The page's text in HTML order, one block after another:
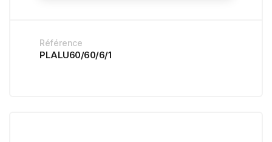
Référence
PLALU60/60/6/1